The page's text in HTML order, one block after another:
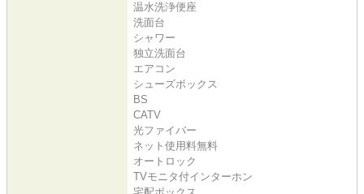
温水洗浄便座
洗面台
シャワー
独立洗面台
エアコン
シューズボックス
BS
CATV
光ファイバー
ネット使用料無料
オートロック
TVモニタ付インターホン